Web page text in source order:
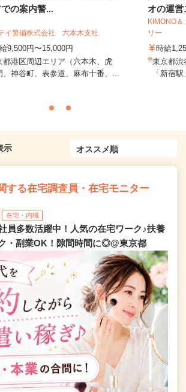
での案内警...
イ警備株式会社 六本木支社
9,500円〜15,000円
都港区周辺エリア（六本木、虎
、神谷町、表参道、麻布十番、...
オの運営
KIMONO
リー
時給
東京都渋
「新宿
示
する在宅調査員・在宅モニター
在宅・内職
員多数活躍中！人気の在宅ワーク♪扶養
・副業OK！隙間時間に◎@東京都